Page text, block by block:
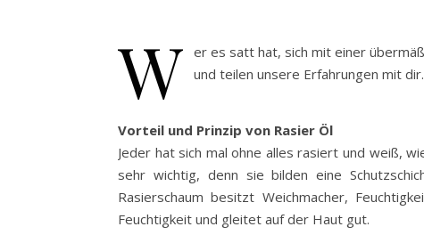
W er es satt hat, sich mit einer
und teilen unsere Erfahrungen mit dir.
Vorteil und Prinzip von Rasier Öl
Jeder hat sich mal ohne alles rasiert und weiß,
sehr wichtig, denn sie bilden eine
Rasierschaum besitzt Weichmacher,
Feuchtigkeit und gleitet auf der Haut gut.